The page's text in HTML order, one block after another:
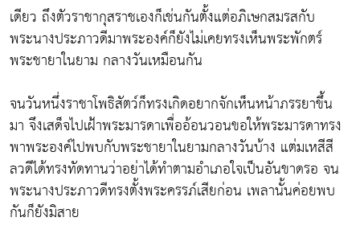
เดียว ถึงตัวราชากุสราชเองก็เช่นกันตั้งแต่อภิเษกสมรสกับ
พระนางประภาวดีมาพระองค์ก็ยังไม่เคยทรงเห็นพระพักตร์
พระชายาในยาม กลางวันเหมือนกัน
จนวันหนึ่งราชาโพธิสัตว์ก็ทรงเกิดอยากจักเห็นหน้าภรรยาขึ้น
มา จึงเสด็จไปเฝ้าพระมารดาเพื่ออ้อนวอนขอให้พระมารดาทรง
พาพระองค์ไปพบกับพระชายาในยามกลางวันบ้าง แต่มเหสีสี
ลวดีได้ทรงทัดทานว่าอย่าได้ทำตามอำเภอใจเป็นอันขาดรอ จน
พระนางประภาวดีทรงตั้งพระครรภ์เสียก่อน เพลานั้นค่อยพบ
กันก็ยังมิสาย